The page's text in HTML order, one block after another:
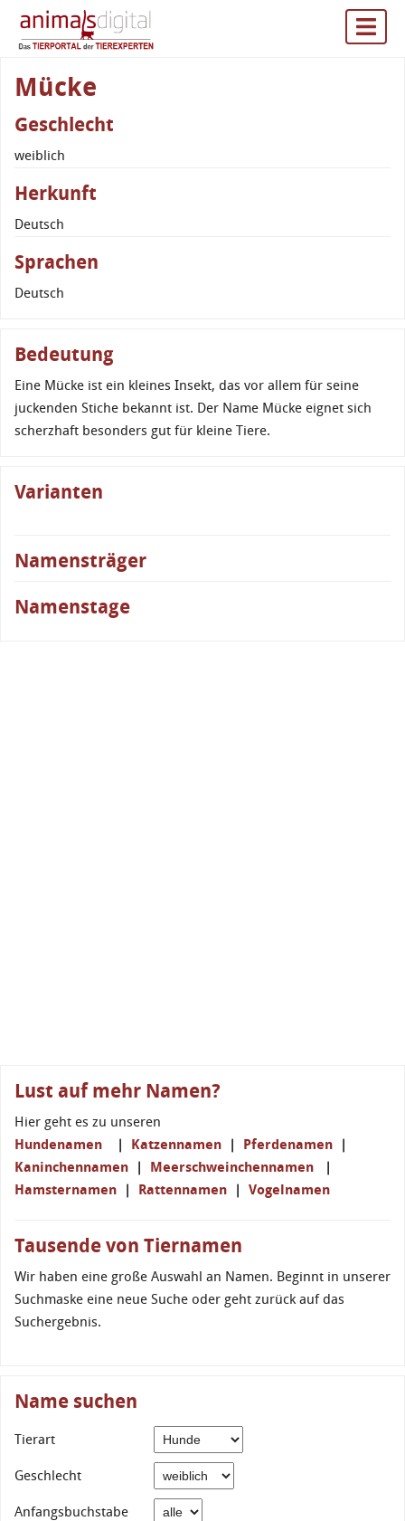
Mücke
Geschlecht
weiblich
Herkunft
Deutsch
Sprachen
Deutsch
Bedeutung
Eine Mücke ist ein kleines Insekt, das vor allem für seine
juckenden Stiche bekannt ist. Der Name Mücke eignet sich
scherzhaft besonders gut für kleine Tiere.
Varianten
Namensträger
Namenstage
Lust auf mehr Namen?
Hier geht es zu unseren
Hundenamen | Katzennamen | Pferdenamen |
Kaninchennamen | Meerschweinchennamen |
Hamsternamen | Rattennamen | Vogelnamen
Tausende von Tiernamen
Wir haben eine große Auswahl an Namen. Beginnt in unserer
Suchmaske eine neue Suche oder geht zurück auf das
Suchergebnis.
Name suchen
Tierart
Geschlecht
Anfangsbuchstabe